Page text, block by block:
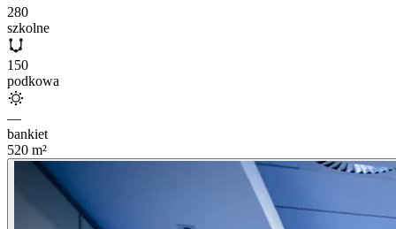
280
szkolne
150
podkowa
—
bankiet
520 m²